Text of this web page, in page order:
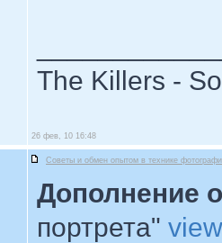
The Killers -
26 фев, 10 16:48
Советы и обмен опытом в технике
Дополнение
портрета"